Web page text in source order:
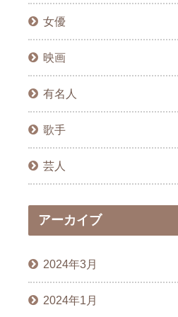
女優
映画
有名人
歌手
芸人
アーカイブ
2024年3月
2024年1月